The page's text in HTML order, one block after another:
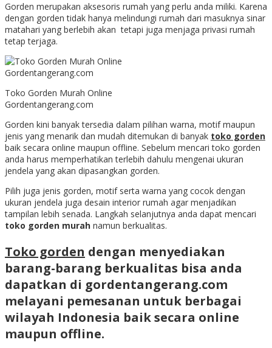
Gorden merupakan aksesoris rumah yang perlu anda miliki. Karena
dengan gorden tidak hanya melindungi rumah dari masuknya sinar
matahari yang berlebih akan tetapi juga menjaga privasi rumah
tetap terjaga.
Toko Gorden Murah Online
Gordentangerang.com
Gorden kini banyak tersedia dalam pilihan warna, motif maupun
jenis yang menarik dan mudah ditemukan di banyak toko gorden
baik secara online maupun offline. Sebelum mencari toko gorden
anda harus memperhatikan terlebih dahulu mengenai ukuran
jendela yang akan dipasangkan gorden.
Pilih juga jenis gorden, motif serta warna yang cocok dengan
ukuran jendela juga desain interior rumah agar menjadikan
tampilan lebih senada. Langkah selanjutnya anda dapat mencari
toko gorden murah namun berkualitas.
Toko gorden dengan menyediakan
barang-barang berkualitas bisa anda
dapatkan di gordentangerang.com
melayani pemesanan untuk berbagai
wilayah Indonesia baik secara online
maupun offline.